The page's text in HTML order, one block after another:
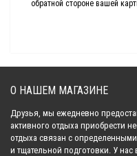
обратной стороне вашей
О НАШЕМ МАГАЗИНЕ
Друзья, мы ежедневно
активного отдыха приобрести
отдыха связан с
и тщательной подготовки. У